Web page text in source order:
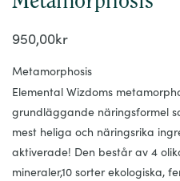
950,00kr
Metamorphosis
Elemental Wizdoms
grundläggande näringsformel
mest heliga och näringsrika
aktiverade! Den består av 4
mineraler,10 sorter ekologiska,